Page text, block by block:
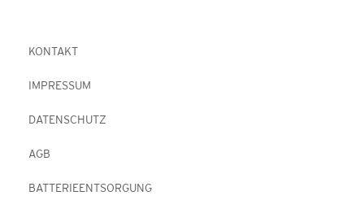
KONTAKT
IMPRESSUM
DATENSCHUTZ
AGB
BATTERIEENTSORGUNG